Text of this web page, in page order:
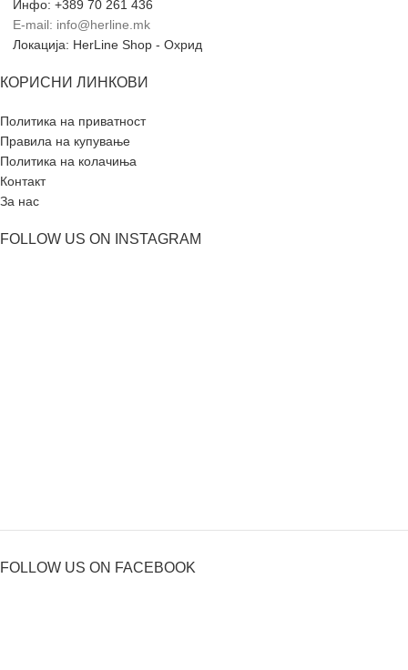
Инфо: +389 70 261 436
E-mail: info@herline.mk
Локација: HerLine Shop - Охрид
КОРИСНИ ЛИНКОВИ
Политика на приватност
Правила на купување
Политика на колачиња
Контакт
За нас
FOLLOW US ON INSTAGRAM
FOLLOW US ON FACEBOOK